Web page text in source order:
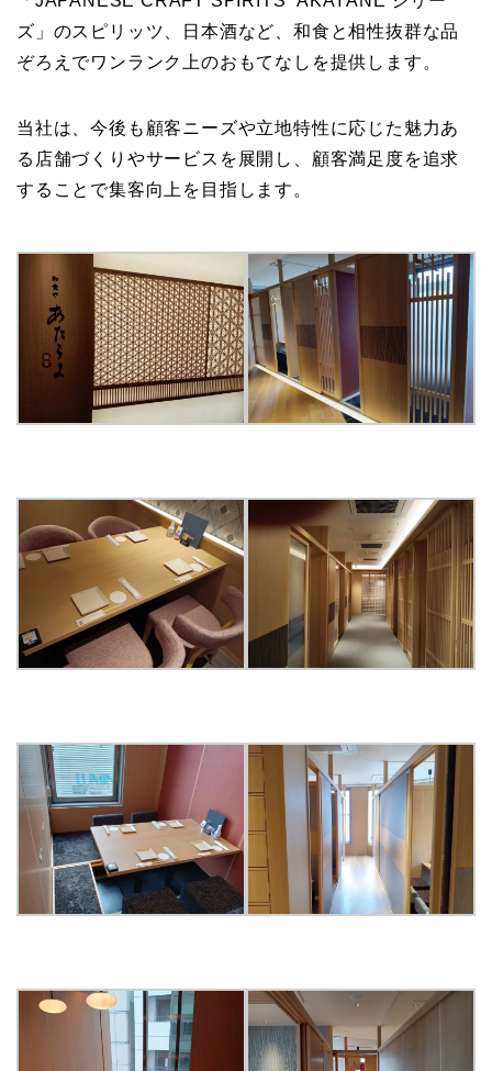
ズ」のスピリッツ、日本酒など、和食と相性抜群な品
ぞろえでワンランク上のおもてなしを提供します。
当社は、今後も顧客ニーズや立地特性に応じた魅力あ
る店舗づくりやサービスを展開し、顧客満足度を追求
することで集客向上を目指します。